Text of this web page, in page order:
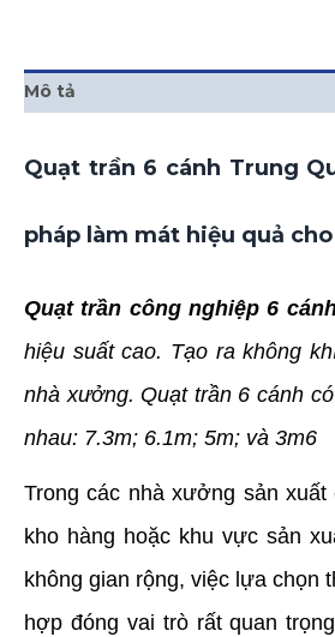
Mô tả
Quạt trần 6 cánh Trung
pháp làm mát hiệu quả
Quạt trần công nghiệp 6
hiệu suất cao. Tạo ra không
nhà xưởng. Quạt trần 6 cánh
nhau: 7.3m; 6.1m; 5m; và 3m6
Trong các nhà xưởng sản xuất
kho hàng hoặc khu vực sản
không gian rộng, việc lựa chọn
hợp đóng vai trò rất quan